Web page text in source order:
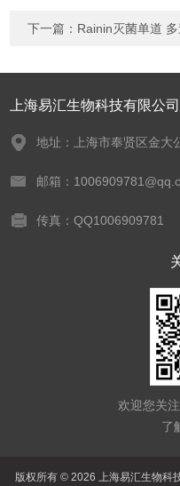
下一篇： Rainin灭菌单道
上海易汇生物科技有限公司
地址：上海市奉贤区金大
邮箱：
传真：QQ1006909781
欢迎您关
了
版权所有 © 2026 上海易汇生物